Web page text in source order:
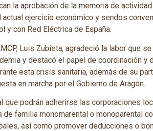
la aprobación de la memoria de
ejercicio económico y sendos
y con Red Eléctrica de España.
Luis Zubieta, agradeció la labor que
y destacó el papel de coordinación y
esta crisis sanitaria, además de su
en marcha por el Gobierno de Aragón.
que podrán adherirse las corporaciones
familia monomarental o monoparental
así como promover deducciones o